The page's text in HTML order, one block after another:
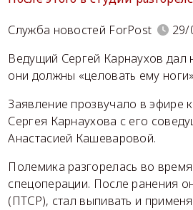
Служба новостей ForPost
29/
Ведущий Сергей Карнаухов
они должны «целовать ему
Заявление прозвучало в эфире
Сергея Карнаухова с его
Анастасией Кашеваровой.
Полемика разгорелась во
спецоперации. После ранения
(ПТСР), стал выпивать и